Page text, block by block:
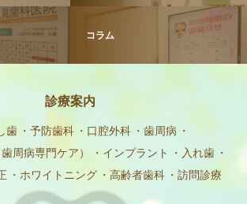
コラム
診療案内
歯 予防歯科 口腔外科
歯周病
周病専門ケア）
インプラント
入れ歯
ホワイトニング 高齢者歯科 訪問診療